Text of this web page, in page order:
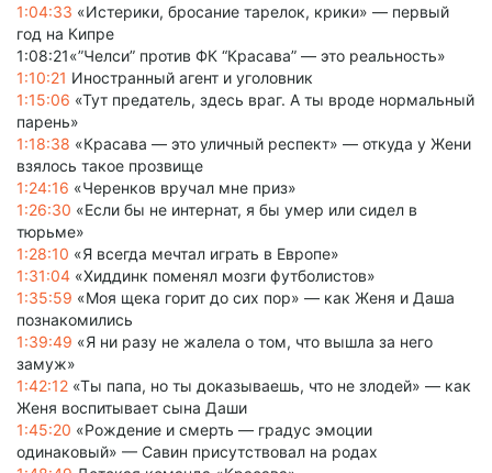
1:04:33 «Истерики, бросание тарелок, крики» — первый
год на Кипре
1:08:21«”Челси” против ФК “Красава” — это реальность»
1:10:21 Иностранный агент и уголовник
1:15:06 «Тут предатель, здесь враг. А ты вроде нормальный
парень»
1:18:38 «Красава — это уличный респект» — откуда у Жени
взялось такое прозвище
1:24:16 «Черенков вручал мне приз»
1:26:30 «Если бы не интернат, я бы умер или сидел в
тюрьме»
1:28:10 «Я всегда мечтал играть в Европе»
1:31:04 «Хиддинк поменял мозги футболистов»
1:35:59 «Моя щека горит до сих пор» — как Женя и Даша
познакомились
1:39:49 «Я ни разу не жалела о том, что вышла за него
замуж»
1:42:12 «Ты папа, но ты доказываешь, что не злодей» — как
Женя воспитывает сына Даши
1:45:20 «Рождение и смерть — градус эмоции
одинаковый» — Савин присутствовал на родах